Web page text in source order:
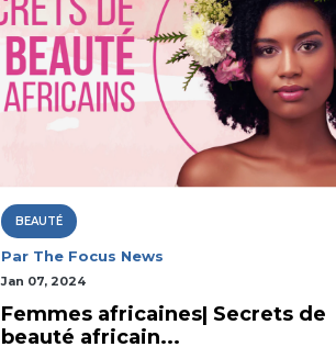
BEAUTÉ
Par The Focus News
Jan 07, 2024
Femmes africaines| Secrets de
beauté africain...